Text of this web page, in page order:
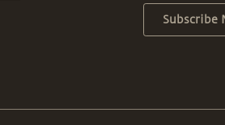
Subscribe